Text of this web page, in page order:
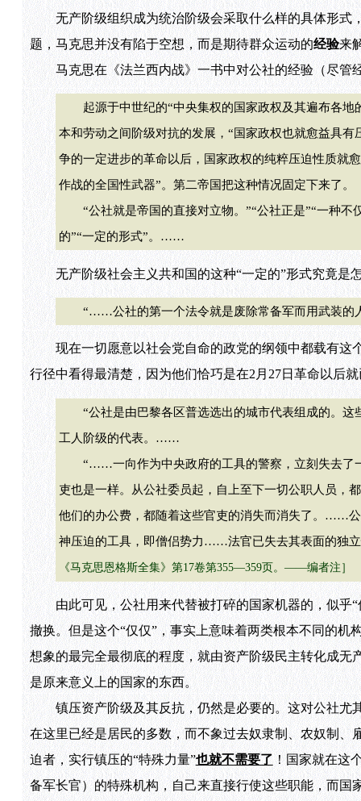
无产阶级组织成为统治阶级会采取什么样的具体形式
题，马克思并没有陷于空想，而是期待群众运动的经验来
马克思在《法兰西内战》一书中对公社的经验（尽管
起源于中世纪的“中央集权的国家政权及其遍布各地
本和劳动之间阶级对抗的发展，“国家政权也就愈益具
争的一定进步的革命以后，国家政权的纯粹压迫性质就
作战的全国性武器”。第二帝国把这种情况固定下来了。
“公社就是帝国的直接对立物。”“公社正是”“一种不
的”“一定的形式”。……
无产阶级社会主义共和国的这种“一定的”形式究竟是
“……公社的第一个法令就是废除常备军而用武装的
现在一切愿意以社会党自命的政党的纲领中都载有这
行径中看得最清楚，因为他们恰巧是在2月27日革命以后
“公社是由巴黎各区普选选出的城市代表组成的。这
工人阶级的代表。……
“……一向作为中央政府的工具的警察，立刻失去了一
吏也是一样。从公社委员起，自上至下一切公职人员，
他们的办公费，都随着这些官吏的消失而消失了。……
神压迫的工具，即僧侣势力……法官已失去其表面的独
《马克思恩格斯全集》第17卷第355—359页。——编者注］
由此可见，公社用来代替被打碎的国家机器的，似乎“
撤换。但是这个“仅仅”，事实上意味着两类根本不同的机
想象的最完全最彻底的程度，就由资产阶级民主转化成
是原来意义上的国家的东西。
镇压资产阶级及其反抗，仍然是必要的。这对公社尤
在这里已经是居民的多数，而不象过去奴隶制、农奴制
迫者，实行镇压的“特殊力量”也就不需要了 ！国家就在这
备军长官）的特殊机构，自己来直接行使这些职能，而